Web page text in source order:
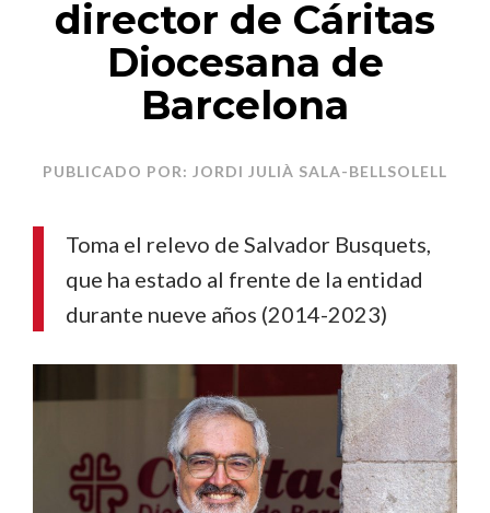
director de Cáritas
Diocesana de
Barcelona
PUBLICADO POR: JORDI JULIÀ SALA-BELLSOLELL
Toma el relevo de Salvador Busquets,
que ha estado al frente de la entidad
durante nueve años (2014-2023)